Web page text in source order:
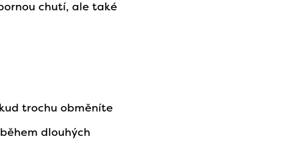
chutí, ale také
trochu obměníte
dlouhých